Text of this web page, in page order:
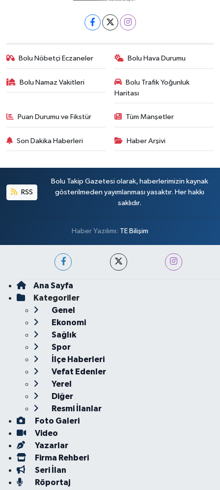
Bolu Nöbetçi Eczaneler Bolu Hava Durumu
Bolu Namaz Vakitleri
Bolu Trafik Yoğunluk
Haritası
Puan Durumu ve Fikstür Tüm Manşetler
Son Dakika Haberleri Haber Arşivi
RSS
Bolu Takip Gazetesi olarak, haberlerimizin kaynak
gösterilmeden yayımlanması yasaktır. Her hakkı
saklıdır.
Haber Yazılımı: TE Bilişim
Ana Sayfa
Kategoriler
Genel
Ekonomi
Sağlık
Spor
İlçe Haberleri
Vefat Edenler
Yerel
Diğer
Resmi İlanlar
Foto Galeri
Video
Yazarlar
Firma Rehberi
Seri İlan
Röportaj